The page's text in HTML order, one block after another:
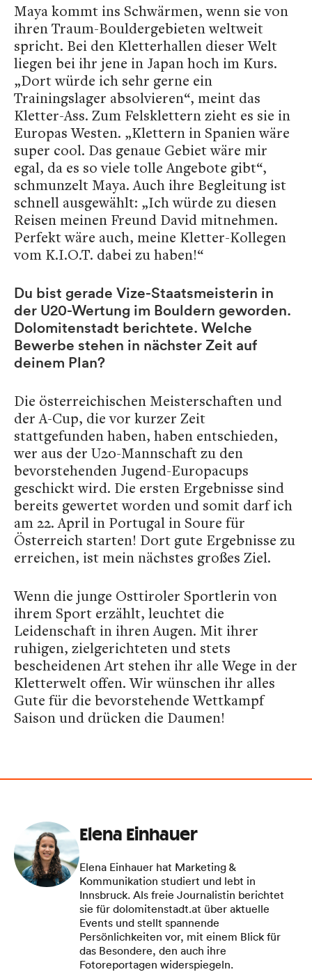
Maya kommt ins Schwärmen, wenn sie von
ihren Traum-Bouldergebieten weltweit
spricht. Bei den Kletterhallen dieser Welt
liegen bei ihr jene in Japan hoch im Kurs.
„Dort würde ich sehr gerne ein
Trainingslager absolvieren“, meint das
Kletter-Ass. Zum Felsklettern zieht es sie in
Europas Westen. „Klettern in Spanien wäre
super cool. Das genaue Gebiet wäre mir
egal, da es so viele tolle Angebote gibt“,
schmunzelt Maya. Auch ihre Begleitung ist
schnell ausgewählt: „Ich würde zu diesen
Reisen meinen Freund David mitnehmen.
Perfekt wäre auch, meine Kletter-Kollegen
vom K.I.O.T. dabei zu haben!“
Du bist gerade Vize-Staatsmeisterin in
der U20-Wertung im Bouldern geworden.
Dolomitenstadt berichtete. Welche
Bewerbe stehen in nächster Zeit auf
deinem Plan?
Die österreichischen Meisterschaften und
der A-Cup, die vor kurzer Zeit
stattgefunden haben, haben entschieden,
wer aus der U20-Mannschaft zu den
bevorstehenden Jugend-Europacups
geschickt wird. Die ersten Ergebnisse sind
bereits gewertet worden und somit darf ich
am 22. April in Portugal in Soure für
Österreich starten! Dort gute Ergebnisse zu
erreichen, ist mein nächstes großes Ziel.
Wenn die junge Osttiroler Sportlerin von
ihrem Sport erzählt, leuchtet die
Leidenschaft in ihren Augen. Mit ihrer
ruhigen, zielgerichteten und stets
bescheidenen Art stehen ihr alle Wege in der
Kletterwelt offen. Wir wünschen ihr alles
Gute für die bevorstehende Wettkampf
Saison und drücken die Daumen!
Elena Einhauer
Elena Einhauer hat Marketing &
Kommunikation studiert und lebt in
Innsbruck. Als freie Journalistin berichtet
sie für dolomitenstadt.at über aktuelle
Events und stellt spannende
Persönlichkeiten vor, mit einem Blick für
das Besondere, den auch ihre
Fotoreportagen widerspiegeln.